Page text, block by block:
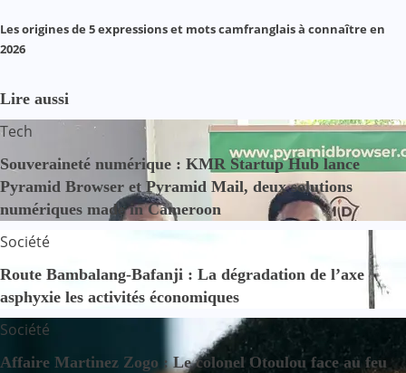
Les origines de 5 expressions et mots camfranglais à connaître en
2026
Lire aussi
Tech
Souveraineté numérique : KMR Startup Hub lance
Pyramid Browser et Pyramid Mail, deux solutions
numériques made in Cameroon
Société
Route Bambalang-Bafanji : La dégradation de l’axe
asphyxie les activités économiques
Société
Affaire Martinez Zogo : Le colonel Otoulou face au feu